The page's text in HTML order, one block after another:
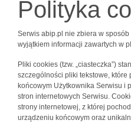
Polityka
Serwis abip.pl nie zbiera w
wyjątkiem informacji zawartych w
Pliki cookies (tzw. „ciasteczka”)
szczególności pliki tekstowe,
końcowym Użytkownika Serwisu i
stron internetowych Serwisu.
strony internetowej, z której
urządzeniu końcowym oraz